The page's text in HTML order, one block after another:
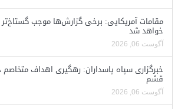
مقامات آمریکایی: برخی گزارش‌ها موجب
خواهد شد
آگوست 06, 2026
خبرگزاری سپاه پاسداران: رهگیری اهداف متخاصم
قشم
آگوست 06, 2026